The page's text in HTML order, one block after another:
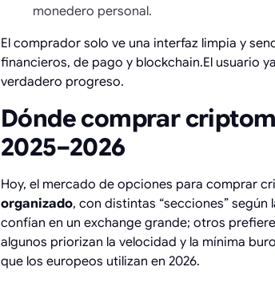
monedero personal.
El comprador solo ve una interfaz limpia y
financieros, de pago y blockchain.El usuario
verdadero progreso.
Dónde comprar
2025–2026
Hoy, el mercado de opciones para comprar
organizado, con distintas “secciones”
confían en un exchange grande; otros
algunos priorizan la velocidad y la mínima
que los europeos utilizan en 2026.